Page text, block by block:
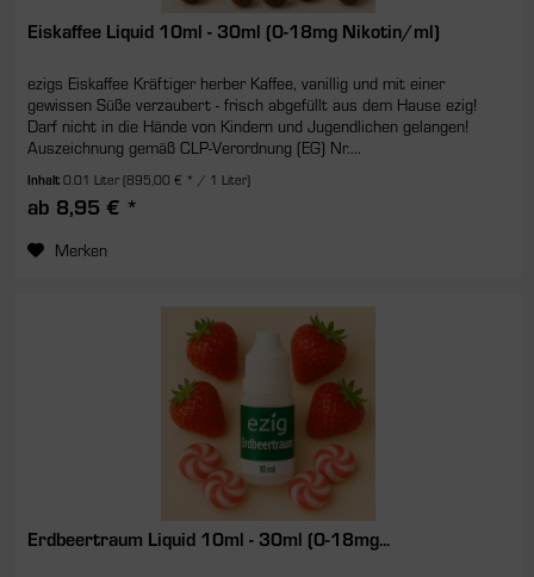
Eiskaffee Liquid 10ml - 30ml (0-18mg Nikotin/ml)
ezigs Eiskaffee Kräftiger herber Kaffee, vanillig und mit einer
gewissen Süße verzaubert - frisch abgefüllt aus dem Hause ezig!
Darf nicht in die Hände von Kindern und Jugendlichen gelangen!
Auszeichnung gemäß CLP-Verordnung (EG) Nr....
Inhalt0.01 Liter(895,00 € * / 1 Liter)
ab 8,95 € *
Merken
Erdbeertraum Liquid 10ml - 30ml (0-18mg...